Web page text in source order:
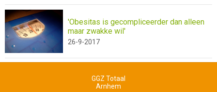
'Obesitas is gecompliceerder dan alleen
maar zwakke wil'
26-9-2017
GGZ Totaal
Arnhem